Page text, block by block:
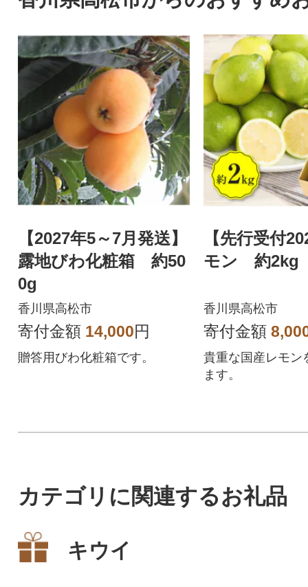
【2027年5～7月発送】
露地びわ化粧箱 約50
0g
香川県高松市
寄付金額 14,000円
贈答用びわ化粧箱です。
【先行受付
モン 約2kg
香川県高松市
寄付金額
貴重な国産レモン
ます。
カテゴリに関連するお礼品
キウイ